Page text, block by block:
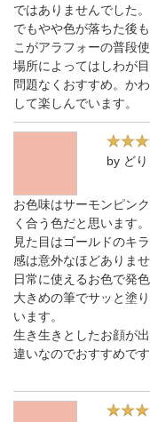
ではありませんでした。
でもやや色が落ちた後
こがアラフォーの普段
場所によってはしわが
問題なくおすすめ。か
して楽しんでいます。
by ど
お色味はサーモンピン
く合う色だと思います。
見た目はゴールドのキ
感は意外なほどありま
日常に使えるお色で発
大きめの筆でサッと塗
います。
生き生きとしたお顔が
違いなのでおすすめです